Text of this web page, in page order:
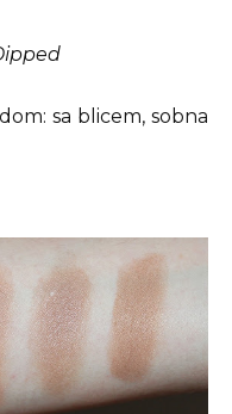
sa blicem, sobna